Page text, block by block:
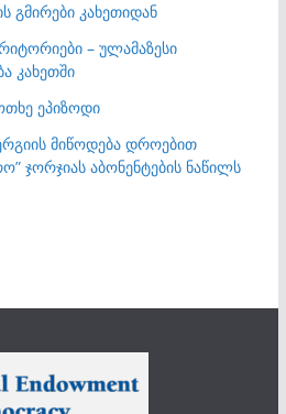
გმირები კახეთიდან
– ულამაზესი
კახეთში
ეპიზოდი
მიწოდება დროებით
ჯორჯიას აბონენტების ნაწილს